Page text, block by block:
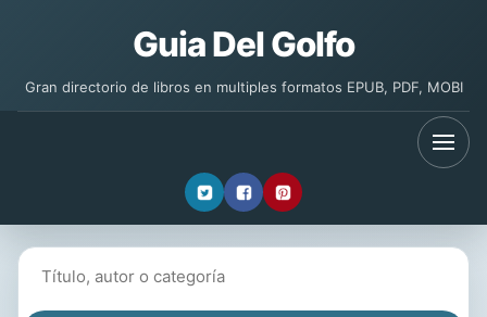
Guia Del Golfo
Gran directorio de libros en multiples formatos EPUB, PDF, MOBI